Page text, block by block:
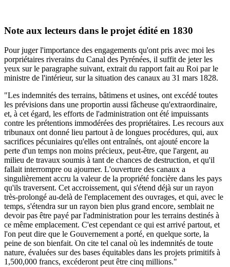
Note aux lecteurs dans le projet édité en 1830
Pour juger l'importance des engagements qu'ont pris avec moi les
porpriétaires riverains du Canal des Pyrénées, il suffit de jeter les
yeux sur le paragraphe suivant, extrait du rapport fait au Roi par le
ministre de l'intérieur, sur la situation des canaux au 31 mars 1828.
"Les indemnités des terrains, bâtimens et usines, ont excédé toutes
les prévisions dans une proportin aussi fâcheuse qu'extraordinaire,
et, à cet égard, les efforts de l'administration ont été impuissants
contre les prétentions immodérées des propriétaires. Les recours aux
tribunaux ont donné lieu partout à de longues procédures, qui, aux
sacrifices pécuniaires qu'elles ont entraînés, ont ajouté encore la
perte d'un temps non moins précieux, peut-être, que l'argent, au
milieu de travaux soumis à tant de chances de destruction, et qu'il
fallait interrompre ou ajourner. L'ouverture des canaux a
singulièrement accru la valeur de la propriété foncière dans les pays
qu'ils traversent. Cet accroissement, qui s'étend déjà sur un rayon
très-prolongé au-delà de l'emplacement des ouvrages, et qui, avec le
temps, s'étendra sur un rayon bien plus grand encore, semblait ne
devoir pas être payé par l'administration pour les terrains destinés à
ce même emplacement. C'est cependant ce qui est arrivé partout, et
l'on peut dire que le Gouvernement a porté, en quelque sorte, la
peine de son bienfait. On cite tel canal où les indemnités de toute
nature, évaluées sur des bases équitables dans les projets primitifs à
1,500,000 francs, excéderont peut être cinq millions."